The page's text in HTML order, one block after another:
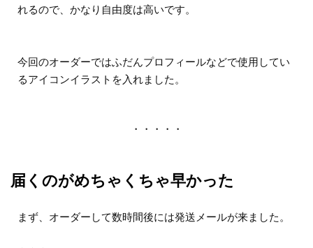
れるので、かなり自由度は高いです。
今回のオーダーではふだんプロフィールなどで使用してい
るアイコンイラストを入れました。
・・・・・
届くのがめちゃくちゃ早かった
まず、オーダーして数時間後には発送メールが来ました。